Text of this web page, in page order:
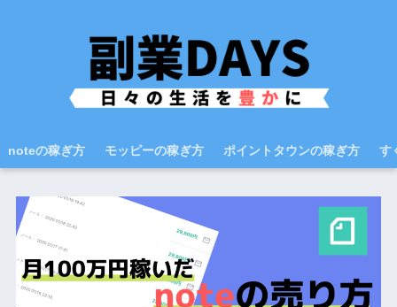
noteの稼ぎ方 モッピーの稼ぎ方 ポイントタウンの稼ぎ方 す